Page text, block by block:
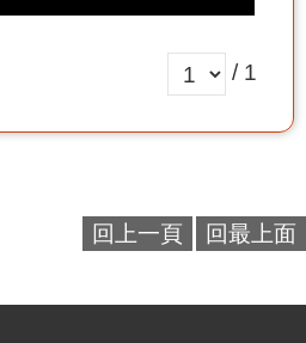
/ 1
回上一頁 回最上面